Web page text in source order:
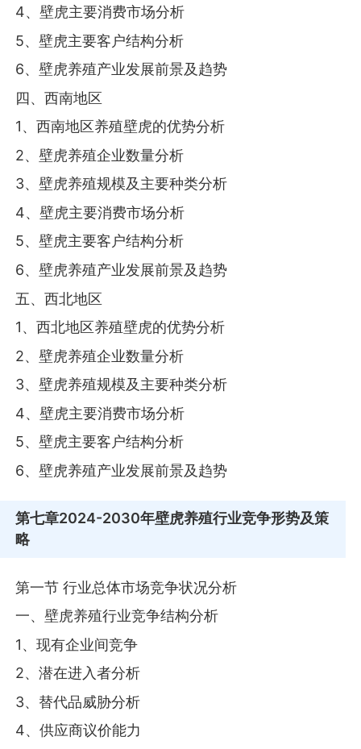
4、壁虎主要消费市场分析
5、壁虎主要客户结构分析
6、壁虎养殖产业发展前景及趋势
四、西南地区
1、西南地区养殖壁虎的优势分析
2、壁虎养殖企业数量分析
3、壁虎养殖规模及主要种类分析
4、壁虎主要消费市场分析
5、壁虎主要客户结构分析
6、壁虎养殖产业发展前景及趋势
五、西北地区
1、西北地区养殖壁虎的优势分析
2、壁虎养殖企业数量分析
3、壁虎养殖规模及主要种类分析
4、壁虎主要消费市场分析
5、壁虎主要客户结构分析
6、壁虎养殖产业发展前景及趋势
第七章2024-2030年壁虎养殖行业竞争形势及策
略
第一节 行业总体市场竞争状况分析
一、壁虎养殖行业竞争结构分析
1、现有企业间竞争
2、潜在进入者分析
3、替代品威胁分析
4、供应商议价能力